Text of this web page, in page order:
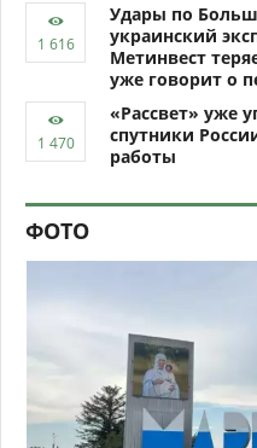
Удары по
украинский
Метинвест
уже говорит о
«Рассвет» уже
спутники
работы
ФОТО